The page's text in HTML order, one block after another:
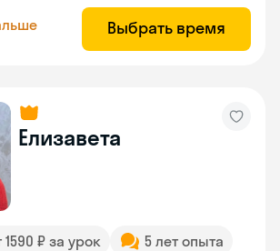
Выбрать время
Елизавета
1590 ₽ за урок
5 лет опыта